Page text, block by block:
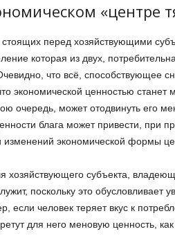
«центре
перед хозяйствующими
которая из двух,
что всё, способствующее
экономической ценностью
очередь, может отодвинуть его
блага может привести, при
экономической формы
хозяйствующего субъекта,
поскольку это
если человек теряет вкус к
для него меновую ценность,